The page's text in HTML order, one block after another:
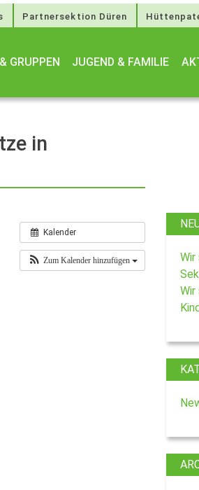
Partnersektion Düren
GRUPPEN JUGEND & FAMILIE
in
Kalender
Zum Kalender hinzufügen